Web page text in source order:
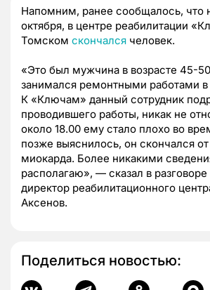
Напомним, ранее сообщалось, что
октября, в центре реабилитации
Томском скончался человек.
«Это был мужчина в возрасте 45-
занимался ремонтными работами
К «Ключам» данный сотрудник
проводившего работы, никак не
около 18.00 ему стало плохо во
позже выяснилось, он скончался
миокарда. Более никакими
располагаю», — сказал в
директор реабилитационного
Аксенов.
Поделиться новостью: